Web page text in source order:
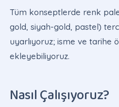
Tüm konseptlerde renk
gold, siyah-gold, pastel)
uyarlıyoruz; isme ve tarihe
ekleyebiliyoruz.
Nasıl Çalışıyoruz?